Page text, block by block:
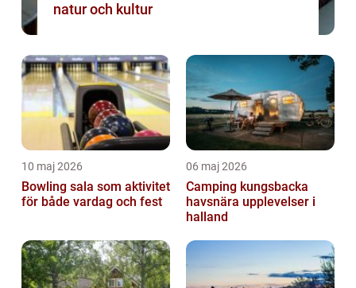
natur och kultur
10 maj 2026
Bowling sala som aktivitet
för både vardag och fest
06 maj 2026
Camping kungsbacka
havsnära upplevelser i
halland